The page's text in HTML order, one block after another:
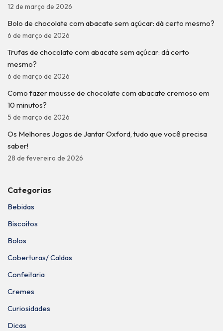
12 de março de 2026
Bolo de chocolate com abacate sem açúcar: dá certo mesmo?
6 de março de 2026
Trufas de chocolate com abacate sem açúcar: dá certo
mesmo?
6 de março de 2026
Como fazer mousse de chocolate com abacate cremoso em
10 minutos?
5 de março de 2026
Os Melhores Jogos de Jantar Oxford, tudo que você precisa
saber!
28 de fevereiro de 2026
Categorias
Bebidas
Biscoitos
Bolos
Coberturas/ Caldas
Confeitaria
Cremes
Curiosidades
Dicas